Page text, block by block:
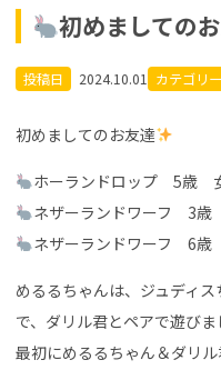
初めましての
投稿日 2024.10.01 カテゴリー
初めましてのお友達
ホーランドロップ 5歳
ネザーランドワーフ 3
ネザーランドワーフ 6
めるるちゃんは、ジュディ
で、ダリル君とペアで遊びま
最初にめるるちゃん＆ダリル